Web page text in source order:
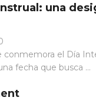
una
conmemora el Día
fecha que busca ...